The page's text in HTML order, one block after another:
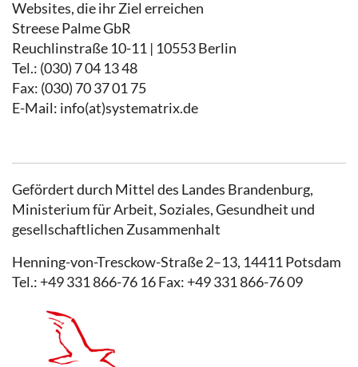
Websites, die ihr Ziel erreichen
Streese Palme GbR
Reuchlinstraße 10-11 | 10553 Berlin
Tel.: (030) 7 04 13 48
Fax: (030) 70 37 01 75
E-Mail: info(at)systematrix.de
Gefördert durch Mittel des Landes Brandenburg,
Ministerium für Arbeit, Soziales, Gesundheit und
gesellschaftlichen Zusammenhalt
Henning-von-Tresckow-Straße 2–13, 14411 Potsdam
Tel.: +49 331 866-76 16 Fax: +49 331 866-76 09